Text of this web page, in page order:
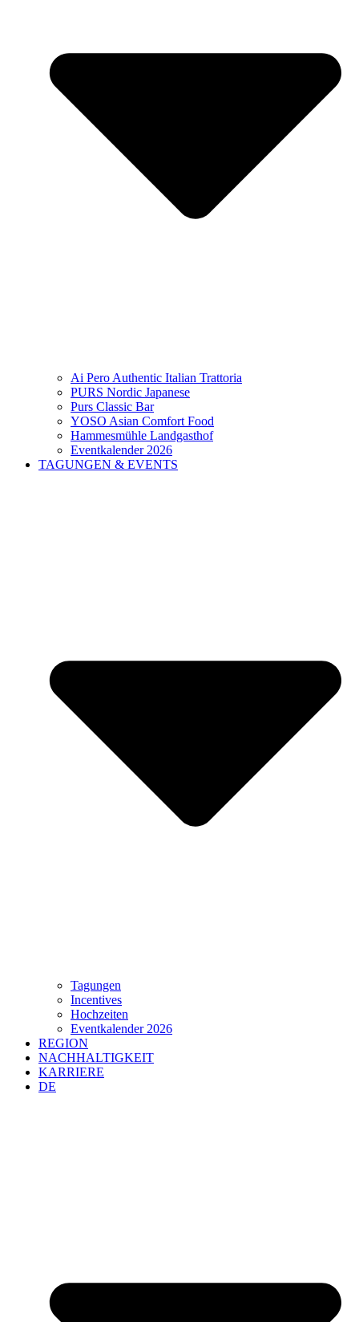
Ai Pero Authentic Italian Trattoria
PURS Nordic Japanese
Purs Classic Bar
YOSO Asian Comfort Food
Hammesmühle Landgasthof
Eventkalender 2026
TAGUNGEN & EVENTS
Tagungen
Incentives
Hochzeiten
Eventkalender 2026
REGION
NACHHALTIGKEIT
KARRIERE
DE